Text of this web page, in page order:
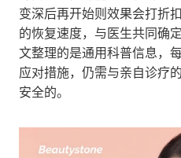
变深后再开始则效果会打折
的恢复速度，与医生共同确
文整理的是通用科普信息，
应对措施，仍需与亲自诊疗
安全的。